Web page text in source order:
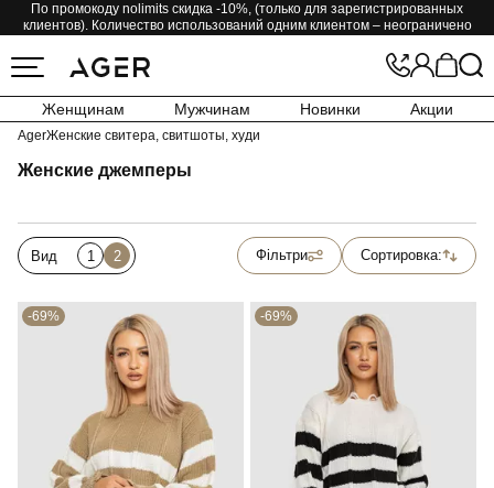
По промокоду nolimits скидка -10%, (только для зарегистрированных
клиентов). Количество использований одним клиентом – неограничено
Женщинам Мужчинам Новинки Акции
AgerЖенские свитера, свитшоты, худи
Женские джемперы
Вид 1 2 Фільтри Сортировка:
-69% -69%